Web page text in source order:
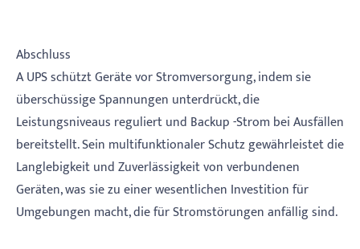
Abschluss
A UPS schützt Geräte vor Stromversorgung, indem sie
überschüssige Spannungen unterdrückt, die
Leistungsniveaus reguliert und Backup -Strom bei Ausfällen
bereitstellt. Sein multifunktionaler Schutz gewährleistet die
Langlebigkeit und Zuverlässigkeit von verbundenen
Geräten, was sie zu einer wesentlichen Investition für
Umgebungen macht, die für Stromstörungen anfällig sind.